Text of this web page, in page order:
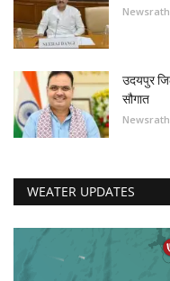
उदयपुर
सौगात
WEATER UPDATES